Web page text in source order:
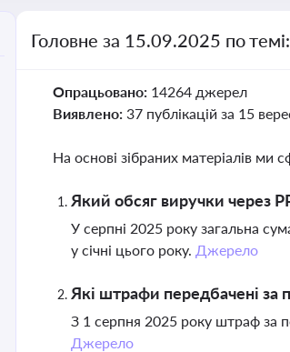
Головне за 15.09.2025 по
Опрацьовано: 14264 джерел
Виявлено: 37 публікацій за 15
На основі зібраних матеріалів ми
Який обсяг виручки через
У серпні 2025 року загальна
у січні цього року. Джерело
Які штрафи передбачені
З 1 серпня 2025 року штраф за
Джерело